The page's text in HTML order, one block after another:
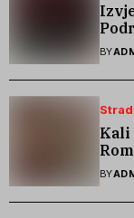
BY
Kali
BY